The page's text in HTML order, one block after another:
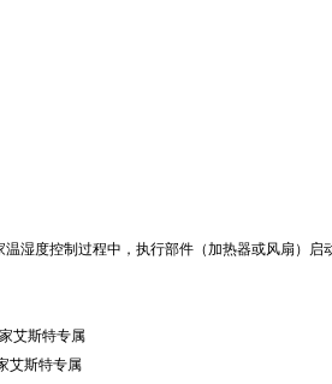
湿度控制过程中，执行部件（加热器或风扇）
艾斯特专属
艾斯特专属